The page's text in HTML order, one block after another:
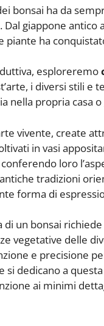
bonsai ha da
Dal giappone
piante ha
esploreremo
i diversi stili e
nella propria casa
vivente, create
in vasi
loro
tradizioni
forma di
di un bonsai
vegetative delle
e precisione
si dedicano a
ai minimi